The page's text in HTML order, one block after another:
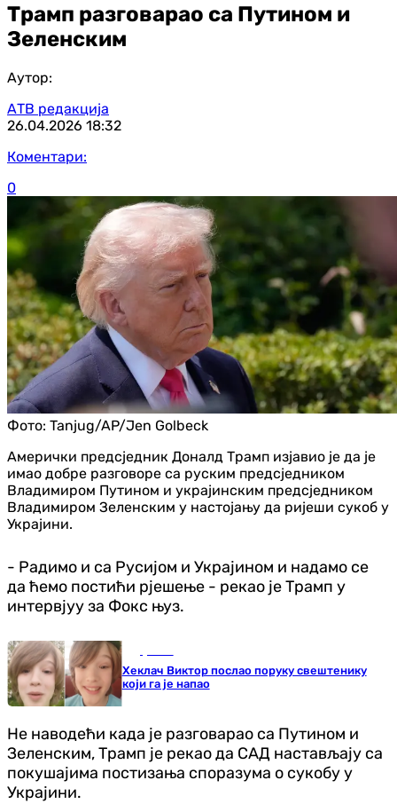
Трамп разговарао са Путином и
Зеленским
Аутор:
АТВ редакција
26.04.2026 18:32
Коментари:
0
Фото: Tanjug/AP/Jen Golbeck
Амерички предсједник Доналд Трамп изјавио је да је
имао добре разговоре са руским предсједником
Владимиром Путином и украјинским предсједником
Владимиром Зеленским у настојању да ријеши сукоб у
Украјини.
- Радимо и са Русијом и Украјином и надамо се
да ћемо постићи рјешење - рекао је Трамп у
интервјуу за Фокс њуз.
Хеклач Виктор послао поруку свештенику
који га је напао
Не наводећи када је разговарао са Путином и
Зеленским, Трамп је рекао да САД настављају са
покушајима постизања споразума о сукобу у
Украјини.